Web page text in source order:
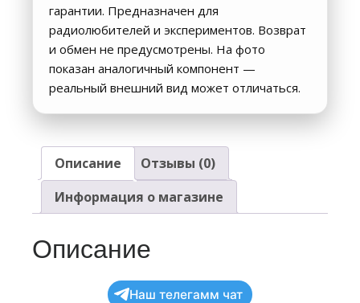
гарантии. Предназначен для
радиолюбителей и экспериментов. Возврат
и обмен не предусмотрены. На фото
показан аналогичный компонент —
реальный внешний вид может отличаться.
Описание
Отзывы (0)
Информация о магазине
Описание
Наш телегамм чат